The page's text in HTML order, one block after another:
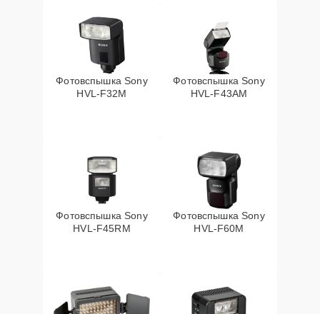
Фотовспышка Sony
HVL-F32M
Фотовспышка Sony
HVL-F43AM
Фотовспышка Sony
HVL-F45RM
Фотовспышка Sony
HVL-F60M